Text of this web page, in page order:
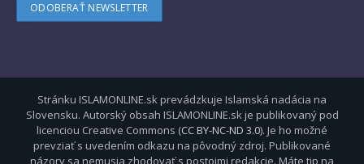
Stránku ISLAMONLINE.sk prevádzkuje Islamská nadácia na
Slovensku. Autorský obsah ISLAMONLINE.sk je publikovaný pod
licenciou Creative Commons (CC BY-NC-ND 3.0). Je ho možné
prevziať s uvedením odkazu na pôvodný zdroj. Publikované
názory sa nemusia zhodovať s postojmi redakcie. Máte tip na